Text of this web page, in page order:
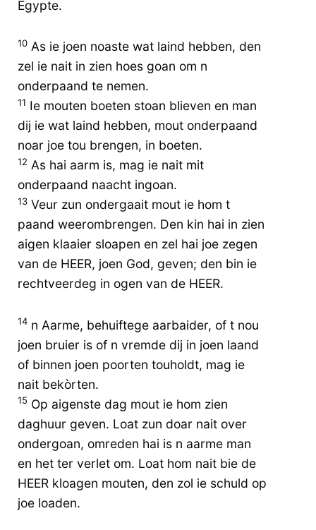
Egypte.
10 As ie joen noaste wat laind hebben, den
zel ie nait in zien hoes goan om n
onderpaand te nemen.
11 Ie mouten boeten stoan blieven en man
dij ie wat laind hebben, mout onderpaand
noar joe tou brengen, in boeten.
12 As hai aarm is, mag ie nait mit
onderpaand naacht ingoan.
13 Veur zun ondergaait mout ie hom t
paand weerombrengen. Den kin hai in zien
aigen klaaier sloapen en zel hai joe zegen
van de HEER, joen God, geven; den bin ie
rechtveerdeg in ogen van de HEER.
14 n Aarme, behuiftege aarbaider, of t nou
joen bruier is of n vremde dij in joen laand
of binnen joen poorten touholdt, mag ie
nait bekòrten.
15 Op aigenste dag mout ie hom zien
daghuur geven. Loat zun doar nait over
ondergoan, omreden hai is n aarme man
en het ter verlet om. Loat hom nait bie de
HEER kloagen mouten, den zol ie schuld op
joe loaden.